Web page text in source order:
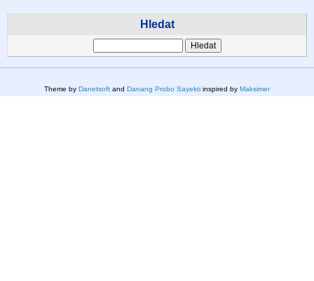
Hledat
Theme by Danetsoft and Danang Probo Sayekti inspired by Maksimer